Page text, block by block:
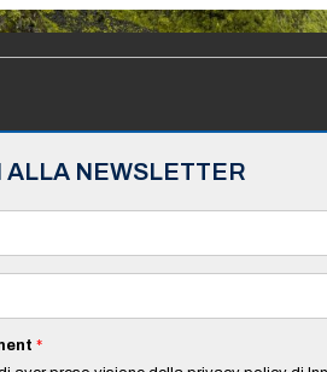
ALLA NEWSLETTER
*